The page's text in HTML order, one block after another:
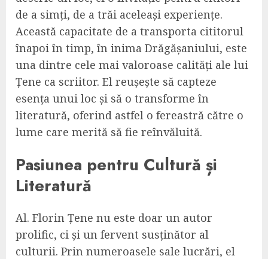
de a simți, de a trăi aceleași experiențe.
Această capacitate de a transporta cititorul
înapoi în timp, în inima Drăgășaniului, este
una dintre cele mai valoroase calități ale lui
Țene ca scriitor. El reușește să capteze
esența unui loc și să o transforme în
literatură, oferind astfel o fereastră către o
lume care merită să fie reînvăluită.
Pasiunea pentru Cultură și
Literatură
Al. Florin Țene nu este doar un autor
prolific, ci și un fervent susținător al
culturii. Prin numeroasele sale lucrări, el